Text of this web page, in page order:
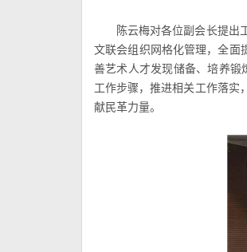
陈云梅对各位副会长提出
文联会组织网格化管理，全面
善艺术人才发现储备、培养
工作步骤，推进相关工作落实
献民革力量。